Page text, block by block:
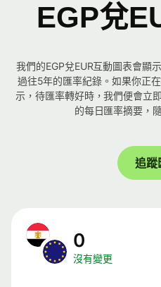
EGP兌
我們的EGP兌EUR互動圖表會顯
過往5年的匯率紀錄。如果你正
示，待匯率轉好時，我們便會立
的每日匯率摘要，
追蹤
0
沒有變更